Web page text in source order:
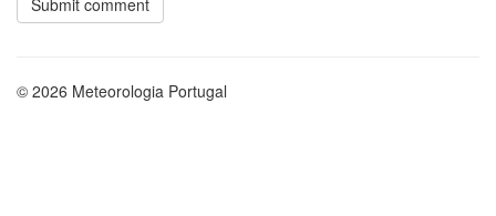
© 2026 Meteorologia Portugal